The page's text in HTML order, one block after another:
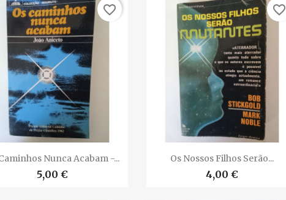
Vista rápida
Nunca Acabam -...
5,00 €
favorite_border
Vista rápida
Os Nossos Filhos Serão...
4,00 €
favorite_border